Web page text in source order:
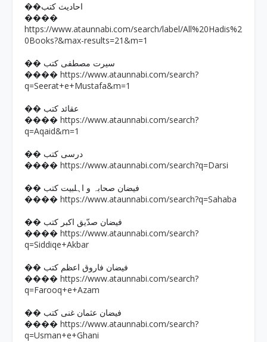
��احادیث کتب
����
https://www.ataunnabi.com/search/label/All%20Hadis%2
0Books?&max-results=21&m=1
�� سیرت مصطفی کتب
���� https://www.ataunnabi.com/search?
q=Seerat+e+Mustafa&m=1
�� عقائد کتب
���� https://www.ataunnabi.com/search?
q=Aqaid&m=1
�� درسی کتب
���� https://www.ataunnabi.com/search?q=Darsi
�� فیضان صحابہ و اہلبیت کتب
���� https://www.ataunnabi.com/search?q=Sahaba
�� فیضان صدّیق اکبر کتب
���� https://www.ataunnabi.com/search?
q=Siddiqe+Akbar
�� فیضان فاروق اعظم کتب
���� https://www.ataunnabi.com/search?
q=Farooq+e+Azam
�� فیضان عثمان غنی کتب
���� https://www.ataunnabi.com/search?
q=Usman+e+Ghani